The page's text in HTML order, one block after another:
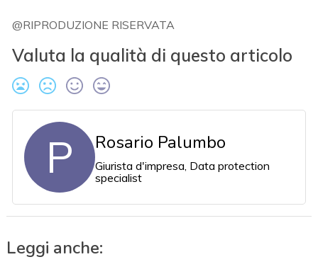
@RIPRODUZIONE RISERVATA
Valuta la qualità di questo articolo
P Rosario Palumbo
Giurista d'impresa, Data protection
specialist
Leggi anche: